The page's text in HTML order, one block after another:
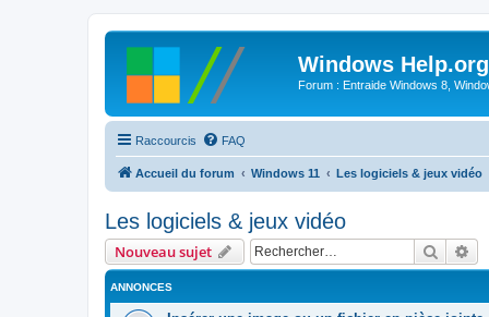
Windows Help.org
Forum : Entraide Windows 8,
Raccourcis FAQ
Accueil du forum Windows 11 Les logiciels & jeux vidéo
Les logiciels & jeux vidéo
Nouveau sujet
ANNONCES